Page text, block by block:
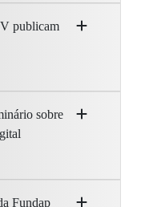
publicam
sobre
Fundap